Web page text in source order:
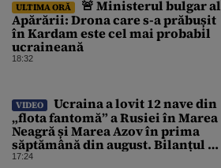
ULTIMA ORĂ
🚨 Ministerul bulgar al
Apărării: Drona care s-a prăbușit
în Kardam este cel mai probabil
ucraineană
18:32
VIDEO
Ucraina a lovit 12 nave din
„flota fantomă” a Rusiei în Marea
Neagră și Marea Azov în prima
săptămână din august. Bilanțul a
ajuns la 218
17:24